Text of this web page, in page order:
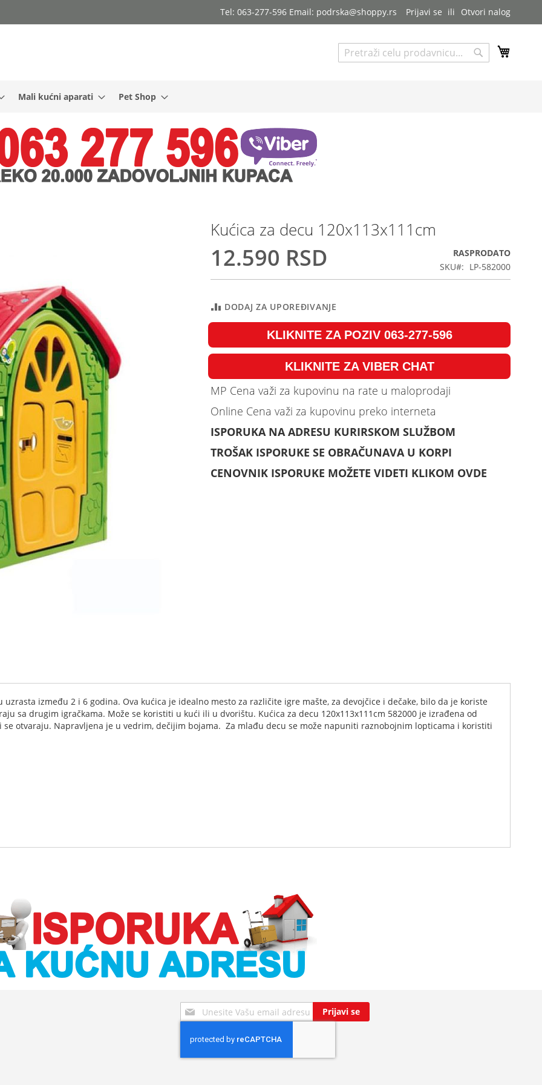
Tel: 063-277-596 Email: podrska@shoppy.rs Prijavi se Otvori nalog
Pretraga
Mali kućni aparati Pet Shop
Kućica za decu 120x113x111cm
12.590 RSD
RASPRODATO
SKU
LP-582000
DODAJ ZA UPOREĐIVANJE
KLIKNITE ZA POZIV 063-277-596
KLIKNITE ZA VIBER CHAT
MP Cena važi za kupovinu na rate u maloprodaji
Online Cena važi za kupovinu preko interneta
ISPORUKA NA ADRESU KURIRSKOM SLUŽBOM
TROŠAK ISPORUKE SE OBRAČUNAVA U KORPI
CENOVNIK ISPORUKE MOŽETE VIDETI KLIKOM OVDE
uzrasta između 2 i 6 godina. Ova kućica je idealno mesto za različite igre mašte, za devojčice i dečake, bilo da je koriste
sa drugim igračkama. Može se koristiti u kući ili u dvorištu. Kućica za decu 120x113x111cm 582000 je izrađena od
otvaraju. Napravljena je u vedrim, dečijim bojama. Za mlađu decu se može napuniti raznobojnim lopticama i koristiti
Sign
Up
Our
Newsletter:
Prijavi se